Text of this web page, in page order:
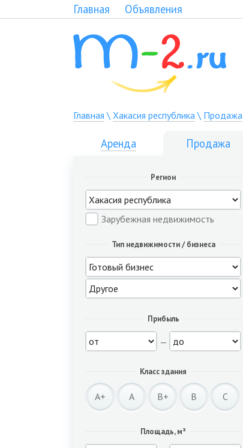
Главная Объявления
Главная \ Хакасия республика\ Продажа
Аренда Продажа
Регион
Зарубежная недвижимость
Тип недвижимости / бизнеса
Прибыль
—
Класс здания
A+ A B+ B C
Площадь, м²